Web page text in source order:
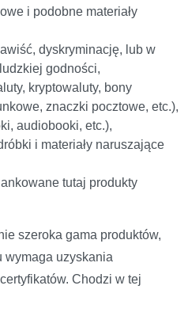
i podobne materiały
dyskryminację, lub w
godności,
kryptowaluty, bony
znaczki pocztowe, etc.),
audiobooki, etc.),
i materiały naruszające
tutaj produkty
szeroka gama produktów,
wymaga uzyskania
Chodzi w tej